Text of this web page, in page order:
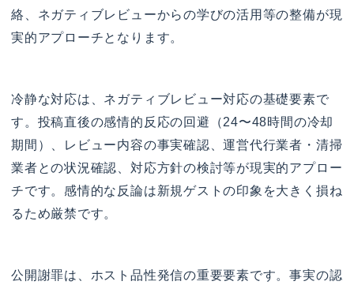
絡、ネガティブレビューからの学びの活用等の整備が現
実的アプローチとなります。
冷静な対応は、ネガティブレビュー対応の基礎要素で
す。投稿直後の感情的反応の回避（24〜48時間の冷却
期間）、レビュー内容の事実確認、運営代行業者・清掃
業者との状況確認、対応方針の検討等が現実的アプロー
チです。感情的な反論は新規ゲストの印象を大きく損ね
るため厳禁です。
公開謝罪は、ホスト品性発信の重要要素です。事実の認